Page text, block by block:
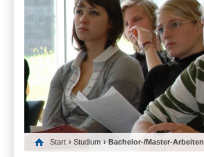
Start ›Studium › Bachelor-/Master-Arbeiten